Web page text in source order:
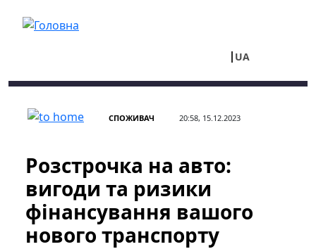
UA
СПОЖИВАЧ 20:58, 15.12.2023
Розстрочка на авто:
вигоди та ризики
фінансування вашого
нового транспорту